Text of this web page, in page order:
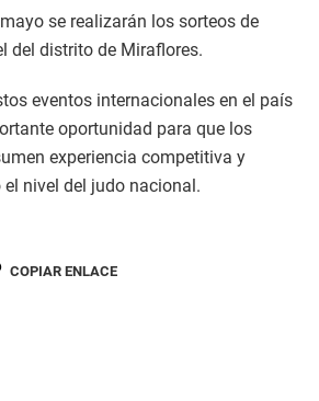
se realizarán los sorteos de
del distrito de Miraflores.
eventos internacionales en el país
oportunidad para que los
experiencia competitiva y
nivel del judo nacional.
COPIAR ENLACE